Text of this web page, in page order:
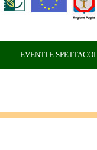
EVENTI E